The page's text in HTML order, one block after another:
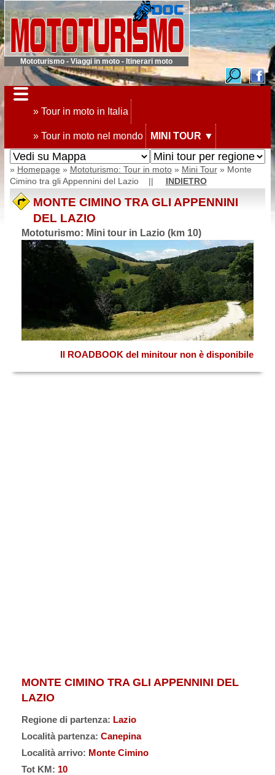
Mototurismo - Viaggi in moto - Itinerari moto
» Tour in moto in Italia
» Tour in moto nel mondo MINI TOUR ▼
» Homepage » Mototurismo: Tour in moto» Mini Tour» Monte
Cimino tra gli Appennini del Lazio || INDIETRO
MONTE CIMINO TRA GLI APPENNINI
DEL LAZIO
Mototurismo: Mini tour in Lazio (km 10)
Il ROADBOOK del minitour non è disponibile
MONTE CIMINO TRA GLI APPENNINI DEL
LAZIO
Regione di partenza: Lazio
Località partenza: Canepina
Località arrivo: Monte Cimino
Tot KM: 10